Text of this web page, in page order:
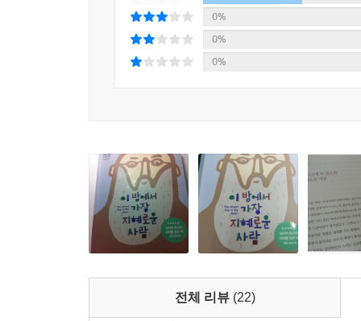
이 방에서 가장 행복한 사람은 누구인가?
인간관계에서 자녀교육과 환경보호까지 … 지혜로
이 책의 2부에서는 1부에서 제시된 지혜의 원리
내용으로, ‘이 방에서 가장 지혜로운 사람’은 ‘
갖도록 이끌어준다고 설명한다. 마지막 쟁점은 ‘
있을지에 다양한 심리 실험을 바탕으로 현실적인
0%
0%
0%
전체 리뷰 (22)